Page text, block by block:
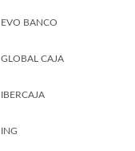
EVO BANCO
GLOBAL CAJA
IBERCAJA
ING